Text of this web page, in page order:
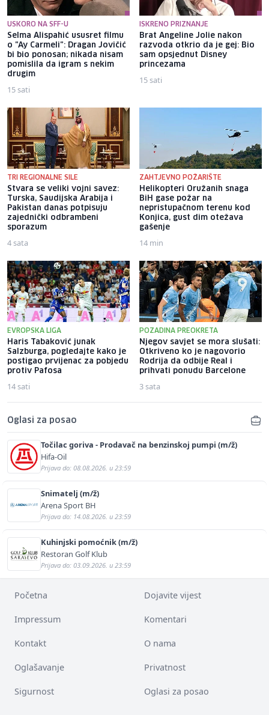
USKORO NA SFF-U
Selma Alispahić ususret filmu
o "Ay Carmeli": Dragan Jovičić
bi bio ponosan; nikada nisam
pomislila da igram s nekim
drugim
15 sati
ISKRENO PRIZNANJE
Brat Angeline Jolie nakon
razvoda otkrio da je gej: Bio
sam opsjednut Disney
princezama
15 sati
TRI REGIONALNE SILE
Stvara se veliki vojni savez:
Turska, Saudijska Arabija i
Pakistan danas potpisuju
zajednički odbrambeni
sporazum
4 sata
ZAHTJEVNO POŽARIŠTE
Helikopteri Oružanih snaga
BiH gase požar na
nepristupačnom terenu kod
Konjica, gust dim otežava
gašenje
14 min
EVROPSKA LIGA
Haris Tabaković junak
Salzburga, pogledajte kako je
postigao prvijenac za pobjedu
protiv Pafosa
14 sati
POZADINA PREOKRETA
Njegov savjet se mora slušati:
Otkriveno ko je nagovorio
Rodrija da odbije Real i
prihvati ponudu Barcelone
3 sata
Oglasi za posao
Točilac goriva - Prodavač na benzinskoj pumpi (m/ž)
Hifa-Oil
Prijava do: 08.08.2026. u 23:59
Snimatelj (m/ž)
Arena Sport BH
Prijava do: 14.08.2026. u 23:59
Kuhinjski pomoćnik (m/ž)
Restoran Golf Klub
Prijava do: 03.09.2026. u 23:59
Početna Dojavite vijest
Impressum Komentari
Kontakt O nama
Oglašavanje Privatnost
Sigurnost Oglasi za posao